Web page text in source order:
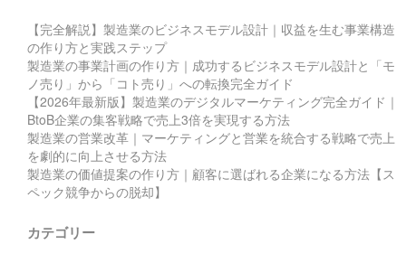
【完全解説】製造業のビジネスモデル設計｜収益を生む事業構造
の作り方と実践ステップ
製造業の事業計画の作り方｜成功するビジネスモデル設計と「モ
ノ売り」から「コト売り」への転換完全ガイド
【2026年最新版】製造業のデジタルマーケティング完全ガイド｜
BtoB企業の集客戦略で売上3倍を実現する方法
製造業の営業改革｜マーケティングと営業を統合する戦略で売上
を劇的に向上させる方法
製造業の価値提案の作り方｜顧客に選ばれる企業になる方法【ス
ペック競争からの脱却】
カテゴリー